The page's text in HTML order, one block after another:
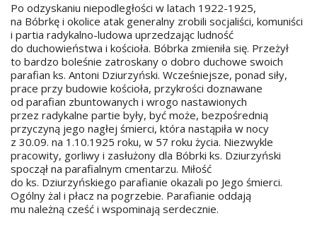
Po odzyskaniu niepodległości w latach 1922-1925,
na Bóbrkę i okolice atak generalny zrobili socjaliści, komuniści
i partia radykalno-ludowa uprzedzając ludność
do duchowieństwa i kościoła. Bóbrka zmieniła się. Przeżył
to bardzo boleśnie zatroskany o dobro duchowe swoich
parafian ks. Antoni Dziurzyński. Wcześniejsze, ponad siły,
prace przy budowie kościoła, przykrości doznawane
od parafian zbuntowanych i wrogo nastawionych
przez radykalne partie były, być może, bezpośrednią
przyczyną jego nagłej śmierci, która nastąpiła w nocy
z 30.09. na 1.10.1925 roku, w 57 roku życia. Niezwykle
pracowity, gorliwy i zasłużony dla Bóbrki ks. Dziurzyński
spoczął na parafialnym cmentarzu. Miłość
do ks. Dziurzyńskiego parafianie okazali po Jego śmierci.
Ogólny żal i płacz na pogrzebie. Parafianie oddają
mu należną cześć i wspominają serdecznie.